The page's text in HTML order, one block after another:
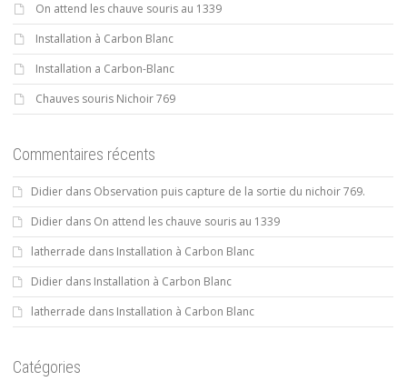
On attend les chauve souris au 1339
Installation à Carbon Blanc
Installation a Carbon-Blanc
Chauves souris Nichoir 769
Commentaires récents
Didier dans Observation puis capture de la sortie du nichoir 769.
Didier dans On attend les chauve souris au 1339
latherrade dans Installation à Carbon Blanc
Didier dans Installation à Carbon Blanc
latherrade dans Installation à Carbon Blanc
Catégories